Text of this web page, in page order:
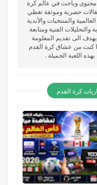
محتوى وباحث في عالم كرة
حصرية وموثقة تغطي
والمنتخبات والأندية
الفنية ومتابعة
الى تقديم المعلومة
كنت من عشاق كرة القدم
اللعبة الجميلة .
كرة القدم